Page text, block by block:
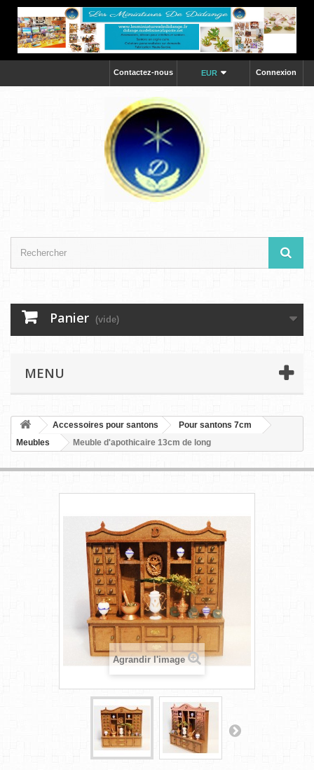
Connexion
EUR
Contactez-nous
Panier (vide)
MENU
Accessoires pour santons
Pour santons 7cm
Meubles
Meuble d'apothicaire 13cm de long
Agrandir l'image